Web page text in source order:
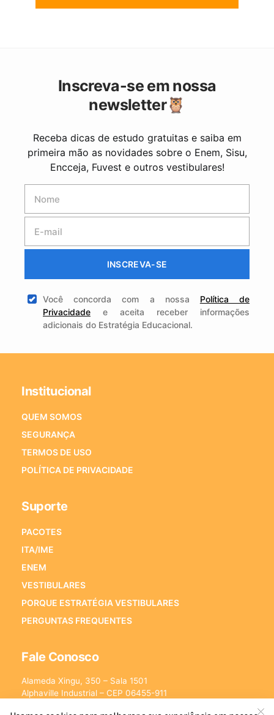
Inscreva-se em nossa
newsletter🦉
Receba dicas de estudo gratuitas e saiba em
primeira mão as novidades sobre o Enem, Sisu,
Encceja, Fuvest e outros vestibulares!
INSCREVA-SE
Você concorda com a nossa Política de
Privacidade e aceita receber informações
adicionais do Estratégia Educacional.
Institucional
QUEM SOMOS
SEGURANÇA
TERMOS DE USO
POLÍTICA DE PRIVACIDADE
Suporte
PACOTES
ITA/IME
ENEM
VESTIBULARES
PORQUE ESTRATÉGIA VESTIBULARES
PERGUNTAS FREQUENTES
Fale Conosco
Alameda Xingu, 350 – Sala 1501
Alphaville Industrial – CEP 06455-911